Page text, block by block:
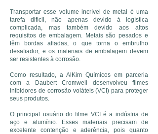
Transportar esse volume incrível de metal é uma
tarefa difícil, não apenas devido à logística
complicada, mas também devido aos altos
requisitos de embalagem. Metais são pesados ​​e
têm bordas afiadas, o que torna o embrulho
desafiador, e os materiais de embalagem devem
ser resistentes à corrosão.
Como resultado, a AlKim Químicos em parceria
com a Daubert Cromwell desenvolveu filmes
inibidores de corrosão voláteis (VCI) para proteger
seus produtos.
O principal usuário do filme VCI é a indústria de
aço e alumínio. Esses materiais precisam de
excelente contenção e aderência, pois quanto